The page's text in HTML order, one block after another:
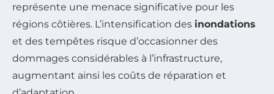
représente une menace significative pour les
régions côtières. L’intensification des inondations
et des tempêtes risque d’occasionner des
dommages considérables à l’infrastructure,
augmentant ainsi les coûts de réparation et